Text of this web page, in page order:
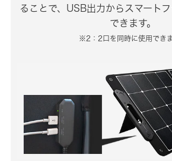
ることで、USB出力からスマート
できます。
※2：2口を同時に使用できま